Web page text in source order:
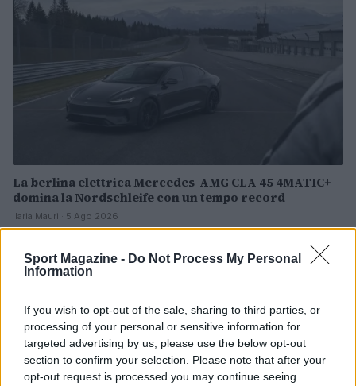
Sport Magazine - Do Not Process My Personal
Information
If you wish to opt-out of the sale, sharing to third parties, or
processing of your personal or sensitive information for
targeted advertising by us, please use the below opt-out
section to confirm your selection. Please note that after your
opt-out request is processed you may continue seeing
La berlina elettrica Mercedes-AMG CLA 45 4MATIC+
domina la Nordschleife con un tempo record
Ilaria Mauri · 5 Ago 2026